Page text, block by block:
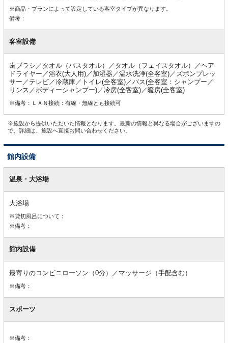
※商品・プランによって設定している客室タイプが異なります。
備考：
客室設備
歯ブラシ／タオル（バスタオル）／タオル（フェイスタオル）／ヘア
ドライヤー／浴衣(大人用)／加湿器／温水洗浄(全客室)／ズボンプレッ
サー／テレビ／冷蔵庫／トイレ(全客室)／バス(全客室：シャンプー／
リンス／ボディーシャンプー)／冷房(全客室)／暖房(全客室)
※備考：ＬＡＮ接続：有線・無線とも接続可
※施設から提供いただいた情報となります。最新の情報と異なる場合がございますの
で、詳細は、施設へ直接お問い合わせください。
館内設備
内温泉・大浴場
大浴場
※貸切風呂について：
※備考：
館内設備
最寄りのコンビニローソン（0分）／マッサージ（手配含む）
※備考：
スポーツ
※備考：